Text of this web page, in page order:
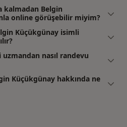
kalmadan Belgin
online görüşebilir miyim?
Küçükgünay isimli
nasıl randevu
Küçükgünay hakkında ne